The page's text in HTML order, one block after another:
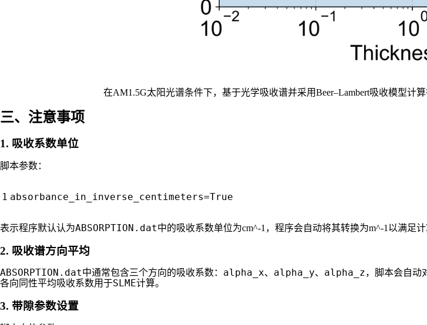
在AM1.5G太阳光谱条件下，基于光学吸收谱并采用Beer–Lambert吸收模型计
三、注意事项
1. 吸收系数单位
脚本参数：
absorbance_in_inverse_centimeters=True
表示程序默认认为ABSORPTION.dat中的吸收系数单位为cm^-1，程序会自动将其转换为m^-1以满足计
2. 吸收谱方向平均
ABSORPTION.dat中通常包含三个方向的吸收系数： alpha_x、 alpha_y、 alpha_z，脚本会自动
各向同性平均吸收系数用于SLME计算。
3. 带隙参数设置